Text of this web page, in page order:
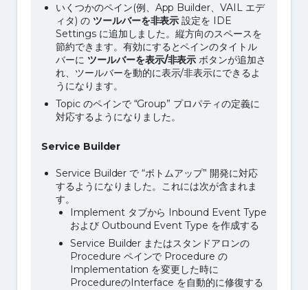
いくつかのペイン(例、App Builder、VAIL エデ
ィタ) の ツールバーを非表示 設定を IDE
Settings に追加しました。縦方向のスペースを
節約できます。有効にするとペインのタイトル
バーに ツールバーを表示/非表示 ボタンが追加さ
れ、ツールバーを動的に表示/非表示にできるよ
うになります。
Topic のペインで “Group” プロパティの定義に
対応するようになりました。
Service Builder
Service Builder で “ボトムアップ” 開発に対応
するようになりました。これには次が含まれま
す。
Implement タブから Inbound Event Type
および Outbound Event Type を作成する
Service Builder またはスタンドアロンの
Procedure ペインで Procedure の
Implementation を変更した時に
ProcedureのInterface を自動的に修復する